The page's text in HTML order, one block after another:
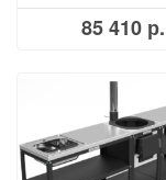
85 410 р.